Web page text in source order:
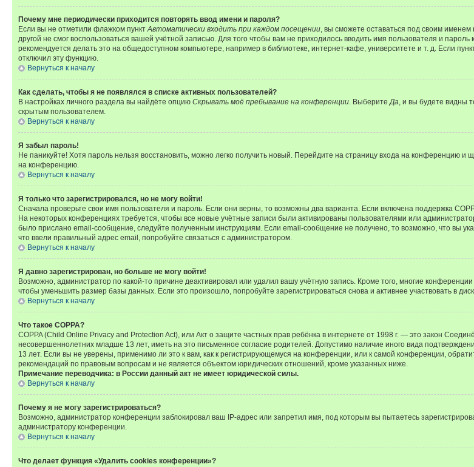
Почему мне периодически приходится повторять ввод имени и пароля?
Если вы не отметили флажком пункт Автоматически входить при каждом посещении , вы сможете оставаться под своим
другой не смог воспользоваться вашей учётной записью. Для того чтобы вам не приходилось вводить имя пользователя и
рекомендуется делать это на общедоступном компьютере, например в библиотеке, интернет-кафе, университете и т. д. Если
отключил эту функцию.
Вернуться к началу
Как сделать, чтобы я не появлялся в списке активных пользователей?
В настройках личного раздела вы найдёте опцию Скрывать моё пребывание на конференции . Выберите Да , и вы будете видны
скрытым пользователем.
Вернуться к началу
Я забыл пароль!
Не паникуйте! Хотя пароль нельзя восстановить, можно легко получить новый. Перейдите на страницу входа на конференцию и
на конференцию.
Вернуться к началу
Я только что зарегистрировался, но не могу войти!
Сначала проверьте свои имя пользователя и пароль. Если они верны, то возможны два варианта. Если включена поддержка
На некоторых конференциях требуется, чтобы все новые учётные записи были активированы пользователями или
было прислано email-сообщение, следуйте полученным инструкциям. Если email-сообщение не получено, то возможно, что вы
что ввели правильный адрес email, попробуйте связаться с администратором.
Вернуться к началу
Я давно зарегистрирован, но больше не могу войти!
Возможно, администратор по какой-то причине деактивировал или удалил вашу учётную запись. Кроме того, многие
чтобы уменьшить размер базы данных. Если это произошло, попробуйте зарегистрироваться снова и активнее участвовать в
Вернуться к началу
Что такое COPPA?
COPPA (Child Online Privacy and Protection Act), или Акт о защите частных прав ребёнка в интернете от 1998 г. — это закон
несовершеннолетних младше 13 лет, иметь на это письменное согласие родителей. Допустимо наличие иного вида
13 лет. Если вы не уверены, применимо ли это к вам, как к регистрирующемуся на конференции, или к самой конференции,
рекомендаций по правовым вопросам и не является объектом юридических отношений, кроме указанных ниже.
Примечание переводчика: в России данный акт не имеет юридической силы.
Вернуться к началу
Почему я не могу зарегистрироваться?
Возможно, администратор конференции заблокировал ваш IP-адрес или запретил имя, под которым вы пытаетесь
администратору конференции.
Вернуться к началу
Что делает функция «Удалить cookies конференции»?